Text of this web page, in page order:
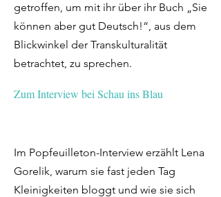
getroffen, um mit ihr über ihr Buch „Sie
können aber gut Deutsch!“, aus dem
Blickwinkel der Transkulturalität
betrachtet, zu sprechen.
Zum Interview bei Schau ins Blau
Im Popfeuilleton-Interview erzählt Lena
Gorelik, warum sie fast jeden Tag
Kleinigkeiten bloggt und wie sie sich